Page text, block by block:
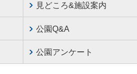
見どころ&施設案内
公園Q&A
公園アンケート